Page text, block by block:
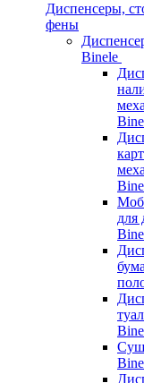
Диспенсеры,
фены
Binele
для